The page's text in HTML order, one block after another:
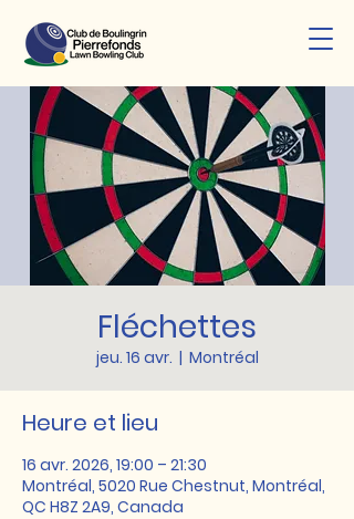
Fléchettes
jeu. 16 avr.
  |
Montréal
Heure et lieu
16 avr. 2026, 19:00 – 21:30
Montréal, 5020 Rue Chestnut, Montréal,
QC H8Z 2A9, Canada